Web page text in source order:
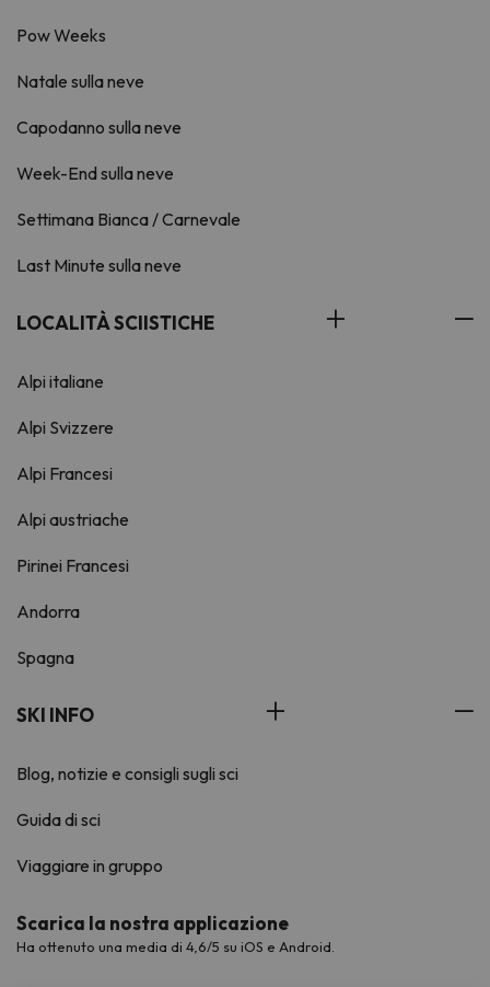
Pow Weeks
Natale sulla neve
Capodanno sulla neve
Week-End sulla neve
Settimana Bianca / Carnevale
Last Minute sulla neve
LOCALITÀ SCIISTICHE
Alpi italiane
Alpi Svizzere
Alpi Francesi
Alpi austriache
Pirinei Francesi
Andorra
Spagna
SKI INFO
Blog, notizie e consigli sugli sci
Guida di sci
Viaggiare in gruppo
Scarica la nostra applicazione
Ha ottenuto una media di 4,6/5 su iOS e Android.